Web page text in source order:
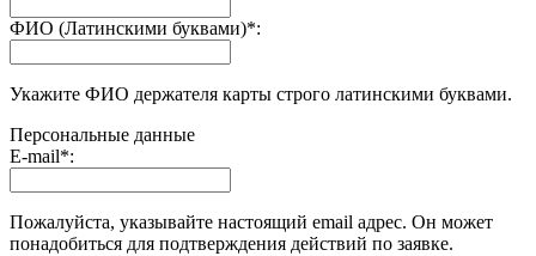
ФИО (Латинскими буквами)*:
Укажите ФИО держателя карты строго латинскими буквами.
Персональные данные
E-mail*:
Пожалуйста, указывайте настоящий email адрес. Он может
понадобиться для подтверждения действий по заявке.